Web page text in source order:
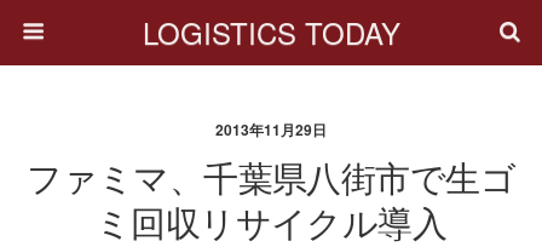
LOGISTICS TODAY
2013年11月29日
ファミマ、千葉県八街市で生ゴ
ミ回収リサイクル導入